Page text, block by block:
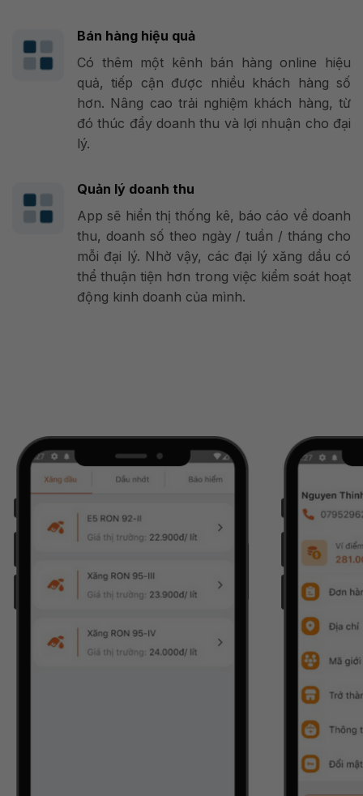
Bán hàng hiệu quả
Có thêm một kênh bán hàng online hiệu
quả, tiếp cận được nhiều khách hàng số
hơn. Nâng cao trải nghiệm khách hàng, từ
đó thúc đẩy doanh thu và lợi nhuận cho đại
lý.
Quản lý doanh thu
App sẽ hiển thị thống kê, báo cáo về doanh
thu, doanh số theo ngày / tuần / tháng cho
mỗi đại lý. Nhờ vậy, các đại lý xăng dầu có
thể thuận tiện hơn trong việc kiểm soát hoạt
động kinh doanh của mình.